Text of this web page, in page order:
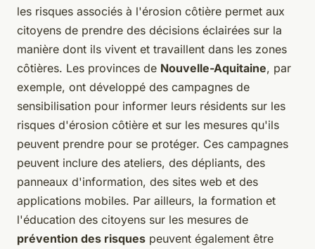
les risques associés à l'érosion côtière permet aux
citoyens de prendre des décisions éclairées sur la
manière dont ils vivent et travaillent dans les zones
côtières. Les provinces de Nouvelle-Aquitaine, par
exemple, ont développé des campagnes de
sensibilisation pour informer leurs résidents sur les
risques d'érosion côtière et sur les mesures qu'ils
peuvent prendre pour se protéger. Ces campagnes
peuvent inclure des ateliers, des dépliants, des
panneaux d'information, des sites web et des
applications mobiles. Par ailleurs, la formation et
l'éducation des citoyens sur les mesures de
prévention des risques peuvent également être